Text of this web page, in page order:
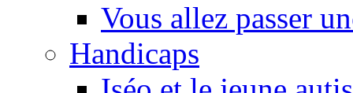
Vous allez passer
Handicaps